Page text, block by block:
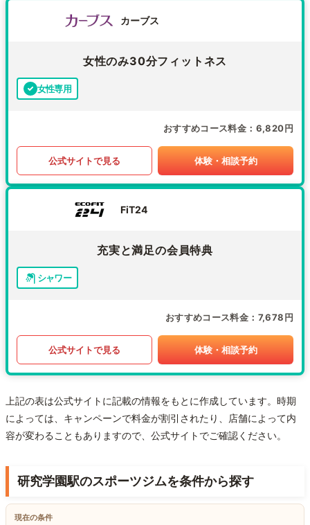
カーブス
女性のみ30分フィットネス
女性専用
おすすめコース料金 6,820円
公式サイトで見る 体験・相談予約
FiT24
充実と満足の会員特典
シャワー
おすすめコース料金 7,678円
公式サイトで見る 体験・相談予約
上記の表は公式サイトに記載の情報をもとに作成しています。時期
によっては、キャンペーンで料金が割引されたり、店舗によって内
容が変わることもありますので、公式サイトでご確認ください。
研究学園駅のスポーツジムを条件から探す
現在の条件